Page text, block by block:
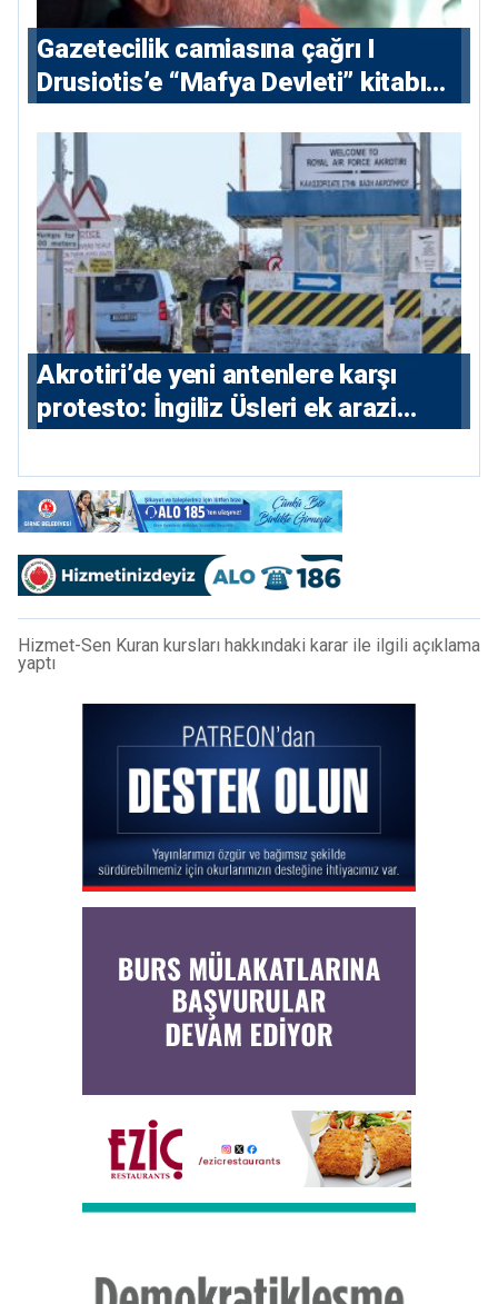
Gazetecilik camiasına çağrı I
⁠Drusiotis’e “Mafya Devleti” kitabı
⁠Akrotiri’de yeni antenlere karşı
protesto: İngiliz Üsleri ek arazi
Hizmet-Sen Kuran kursları hakkındaki karar ile ilgili açıklama
yaptı